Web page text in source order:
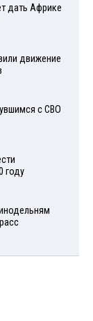
дать Африке
движение
с СВО
году